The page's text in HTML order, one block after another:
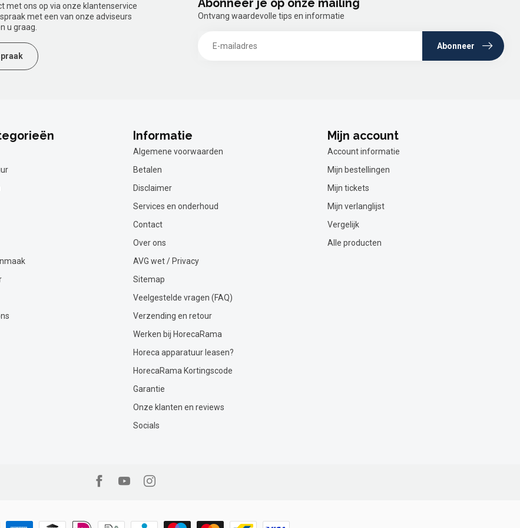
met ons op via onze klantenservice
met een van onze adviseurs
u graag.
Abonneer je op onze mailing
Ontvang waardevolle tips en informatie
Abonneer
Informatie
Algemene voorwaarden
Betalen
Disclaimer
Services en onderhoud
Contact
Over ons
AVG wet / Privacy
Sitemap
Veelgestelde vragen (FAQ)
Verzending en retour
Werken bij HorecaRama
Horeca apparatuur leasen?
HorecaRama Kortingscode
Garantie
Onze klanten en reviews
Socials
Mijn account
Account informatie
Mijn bestellingen
Mijn tickets
Mijn verlanglijst
Vergelijk
Alle producten